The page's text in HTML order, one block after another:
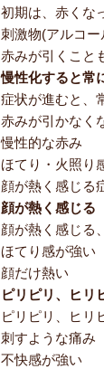
初期は、赤くな
刺激物(アルコ
赤みが引くこと
慢性化すると常
症状が進むと、
赤みが引かなく
慢性的な赤み
ほてり・火照り
顔が熱く感じる
顔が熱く感じる
顔が熱く感じる
ほてり感が強い
顔だけ熱い
ピリピリ、ヒリ
ピリピリ、ヒリ
刺すような痛み
不快感が強い